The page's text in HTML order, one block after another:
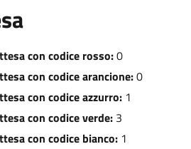
con codice rosso:0
con codice arancione:0
con codice azzurro: 1
con codice verde: 3
con codice bianco: 1